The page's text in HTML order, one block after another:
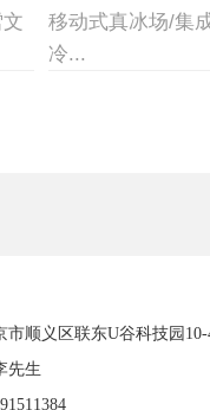
移动式真冰场/集
冷...
市顺义区联东U谷科技园10-
先生